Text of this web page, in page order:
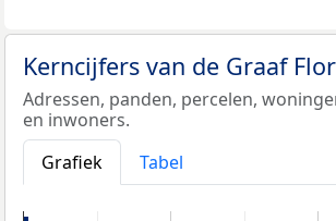
Kerncijfers van de Graaf
Adressen, panden, percelen,
en inwoners.
Grafiek
Tabel